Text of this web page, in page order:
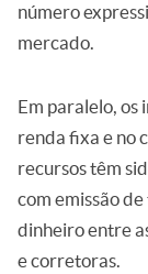
número
mercado.
Em paralelo,
renda fixa e no
recursos têm
com emissão
dinheiro entre
e corretoras.